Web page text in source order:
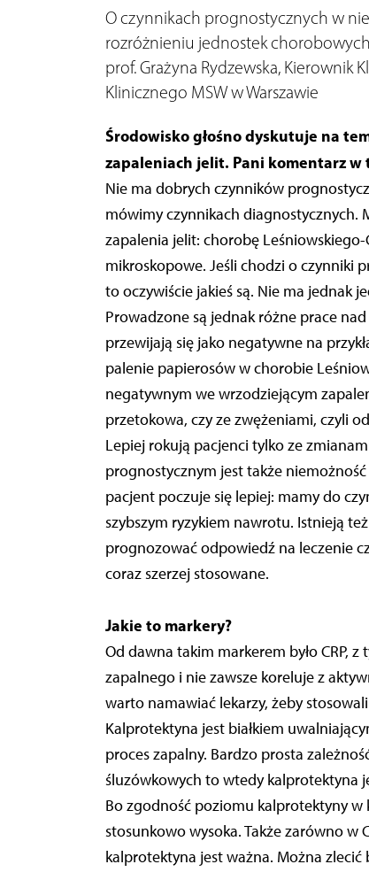
O czynnikach prognostycznych w
rozróżnieniu jednostek
prof. Grażyna Rydzewska, Kierownik
Klinicznego MSW w Warszawie
Środowisko głośno dyskutuje na
zapaleniach jelit. Pani komentarz w
Nie ma dobrych czynników
mówimy czynnikach diagnostycznych.
zapalenia jelit: chorobę
mikroskopowe. Jeśli chodzi o czynniki
to oczywiście jakieś są. Nie ma jednak
Prowadzone są jednak różne prace
przewijają się jako negatywne na
palenie papierosów w chorobie
negatywnym we wrzodziejącym
przetokowa, czy ze zwężeniami, czyli
Lepiej rokują pacjenci tylko ze
prognostycznym jest także
pacjent poczuje się lepiej: mamy do
szybszym ryzykiem nawrotu. Istnieją
prognozować odpowiedź na leczenie
coraz szerzej stosowane.
Jakie to markery?
Od dawna takim markerem było CRP,
zapalnego i nie zawsze koreluje z
warto namawiać lekarzy, żeby
Kalprotektyna jest białkiem
proces zapalny. Bardzo prosta
śluzówkowych to wtedy kalprotektyna
Bo zgodność poziomu kalprotektyny
stosunkowo wysoka. Także zarówno
kalprotektyna jest ważna. Można